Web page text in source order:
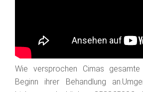
Wie versprochen Cimas gesamte
Beginn ihrer Behandlung